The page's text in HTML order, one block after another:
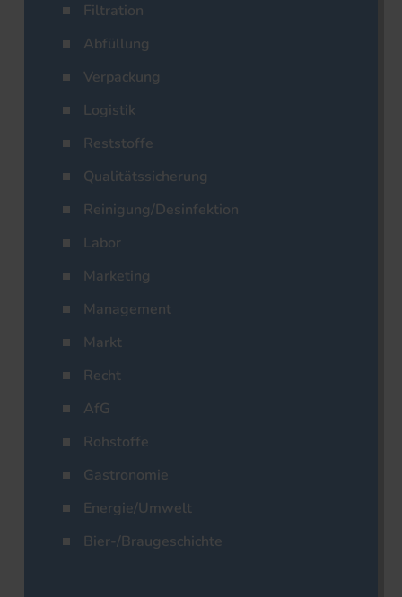
Filtration
Abfüllung
Verpackung
Logistik
Reststoffe
Qualitätssicherung
Reinigung/Desinfektion
Labor
Marketing
Management
Markt
Recht
AfG
Rohstoffe
Gastronomie
Energie/Umwelt
Bier-/Braugeschichte